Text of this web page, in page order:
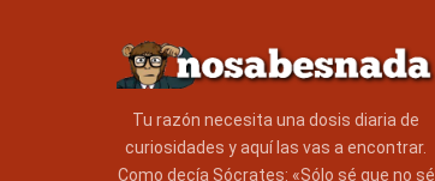
Tu razón necesita una dosis diaria de
curiosidades y aquí las vas a encontrar.
Como decía Sócrates: «Sólo sé que no sé